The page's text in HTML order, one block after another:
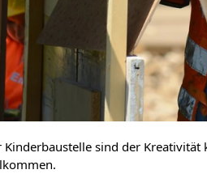
Kinderbaustelle sind der Kreativität